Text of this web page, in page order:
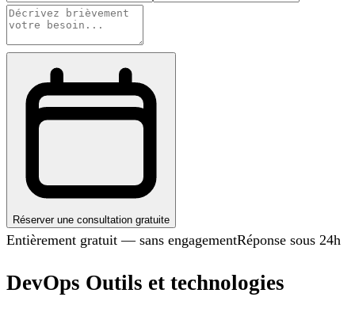
Réserver une consultation gratuite
Entièrement gratuit — sans engagementRéponse sous 24h
DevOps Outils et technologies